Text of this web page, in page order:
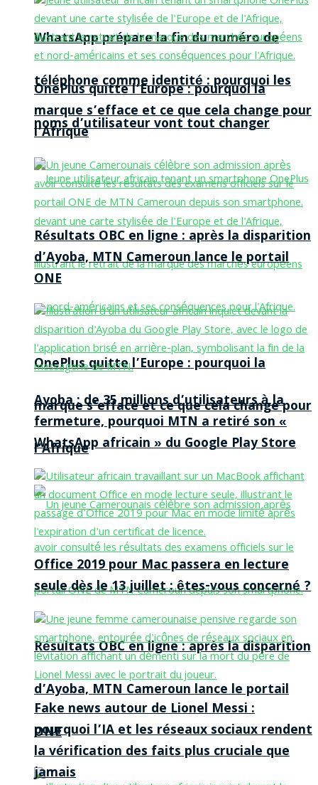
WhatsApp prépare la fin du numéro de
téléphone comme identité : pourquoi les
noms d’utilisateur vont tout changer
OnePlus quitte l’Europe : pourquoi la
marque s’efface et ce que cela change pour
l’Afrique
Résultats OBC en ligne : après la disparition
d’Ayoba, MTN Cameroun lance le portail
ONE
OnePlus quitte l’Europe : pourquoi la
marque s’efface et ce que cela change pour
l’Afrique
Résultats OBC en ligne : après la disparition
d’Ayoba, MTN Cameroun lance le portail
ONE
Ayoba : de 35 millions d’utilisateurs à la
fermeture, pourquoi MTN a retiré son «
WhatsApp africain » du Google Play Store
Office 2019 pour Mac passera en lecture
seule dès le 13 juillet : êtes-vous concerné ?
Fake news autour de Lionel Messi :
pourquoi l’IA et les réseaux sociaux rendent
la vérification des faits plus cruciale que
jamais